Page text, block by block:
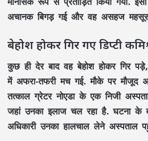
अचानक बिगड़ गई और वह असहज
बेहोश होकर गिर गए डिप्टी
कुछ ही देर बाद वह बेहोश होकर गिर
में अफरा-तफरी मच गई. मौके पर मौजूद
तत्काल ग्रेटर नोएडा के एक निजी
जहां उनका इलाज चल रहा है. घटना के
अधिकारी उनका हालचाल लेने अस्पताल